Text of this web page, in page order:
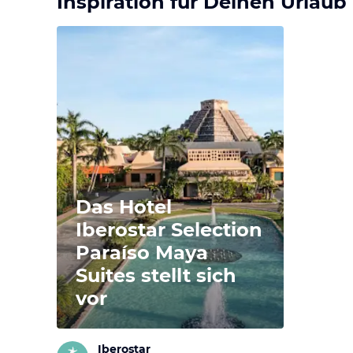
Das Hotel
Iberostar Selection
Paraíso Maya
Suites stellt sich
vor
Iberostar